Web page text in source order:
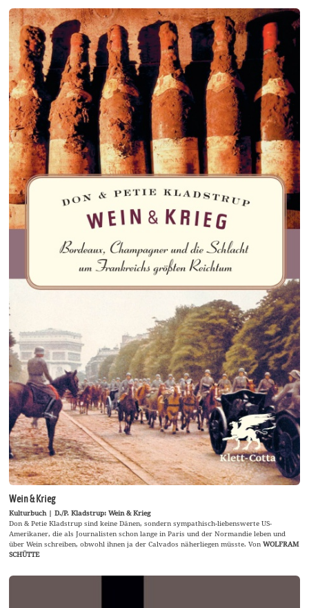
Wein & Krieg
Kulturbuch | D./P. Kladstrup: Wein & Krieg
Don & Petie Kladstrup sind keine Dänen, sondern sympathisch-liebenswerte US-
Amerikaner, die als Journalisten schon lange in Paris und der Normandie leben und
über Wein schreiben, obwohl ihnen ja der Calvados näherliegen müsste. VonWOLFRAM
SCHÜTTE